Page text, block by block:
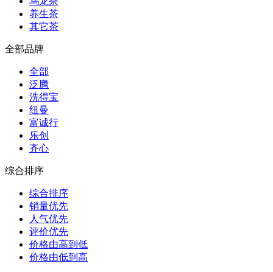
养生茶
其它茶
全部品牌
全部
泛腾
洗得宝
纽曼
富诚行
乐创
齐心
综合排序
综合排序
销量优先
人气优先
评价优先
价格由高到低
价格由低到高